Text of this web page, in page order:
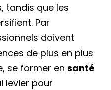
tandis que les
Par
doivent
de plus en plus
se former en santé
levier pour